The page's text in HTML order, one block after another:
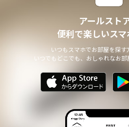
アールスト
便利で楽しいスマ
いつもスマホでお部屋を探す
いつでもどこでも、おしゃれなお部